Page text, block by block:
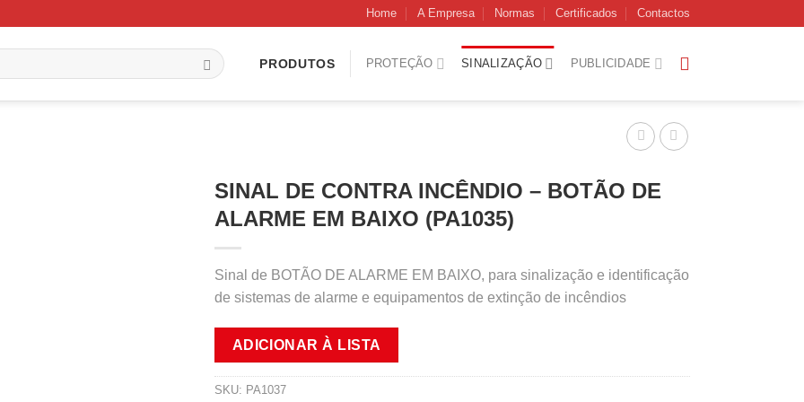
Home A Empresa Normas Certificados Contactos
PRODUTOS PROTEÇÃO SINALIZAÇÃO PUBLICIDADE
SINAL DE CONTRA INCÊNDIO – BOTÃO DE
ALARME EM BAIXO (PA1035)
Sinal de BOTÃO DE ALARME EM BAIXO, para sinalização e identificação
de sistemas de alarme e equipamentos de extinção de incêndios
ADICIONAR À LISTA
SKU: PA1037